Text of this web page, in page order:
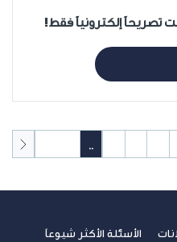
تصريحاً إلكترونياً فقط!
..
الأسئلة الأكثر شيوعاً